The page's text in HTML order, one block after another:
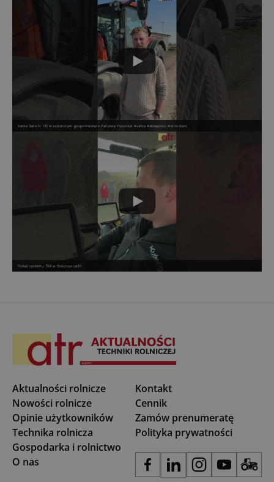
Valtra Serie N 135 w rodzinnym gospodarstwie Państwa Pszonka! #valtra #atrexpress #rolnictwo
Pokaz systemu TIM w Braszowicach!
Aktualności rolnicze
Nowości rolnicze
Opinie użytkowników
Technika rolnicza
Gospodarka i rolnictwo
O nas
Kontakt
Cennik
Zamów prenumeratę
Polityka prywatności